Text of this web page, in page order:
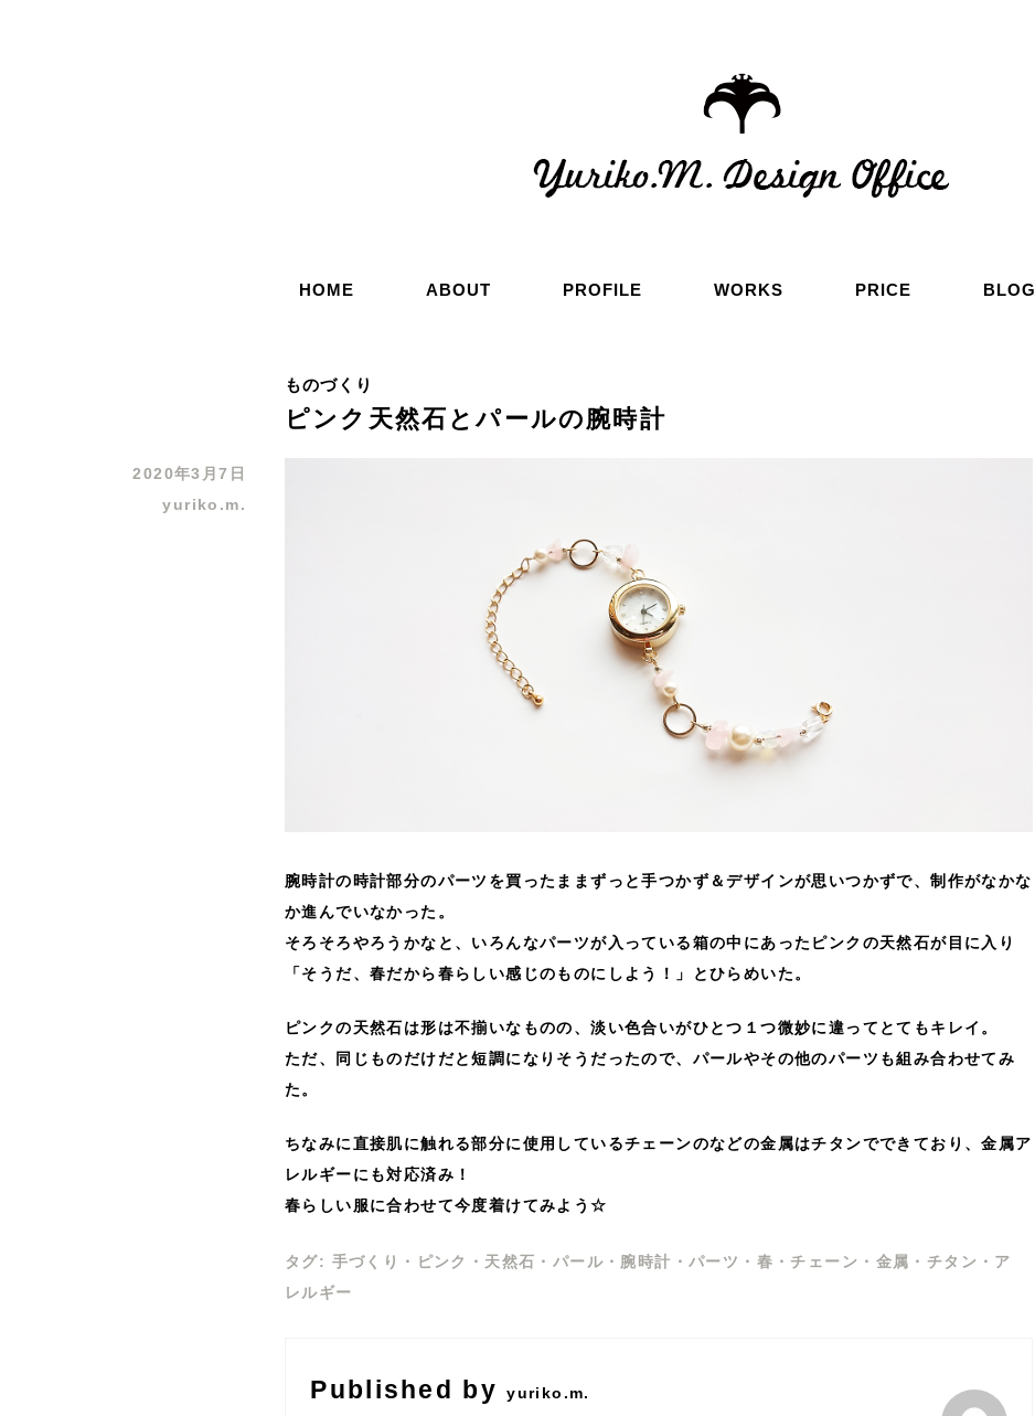
HOME ABOUT PROFILE WORKS PRICE BLOG
ものづくり
ピンク天然石とパールの腕時計
2020年3月7日
yuriko.m.
腕時計の時計部分のパーツを買ったままずっと手つかず＆デザインが思いつかずで、制作がなかな
か進んでいなかった。
そろそろやろうかなと、いろんなパーツが入っている箱の中にあったピンクの天然石が目に入り
「そうだ、春だから春らしい感じのものにしよう！」とひらめいた。
ピンクの天然石は形は不揃いなものの、淡い色合いがひとつ１つ微妙に違ってとてもキレイ。
ただ、同じものだけだと短調になりそうだったので、パールやその他のパーツも組み合わせてみ
た。
ちなみに直接肌に触れる部分に使用しているチェーンのなどの金属はチタンでできており、金属ア
レルギーにも対応済み！
春らしい服に合わせて今度着けてみよう☆
タグ: 手づくり ・ ピンク ・ 天然石 ・ パール ・ 腕時計 ・パーツ ・ 春 ・チェーン ・ 金属 ・ チタン ・ ア
レルギー
Published byyuriko.m.